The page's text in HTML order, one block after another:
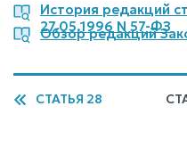
История редакций
27.05.1996 N 57-ФЗ
Обзор редакций
СТАТЬЯ 28